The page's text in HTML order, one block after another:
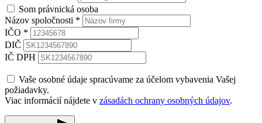
Som právnická osoba
Názov spoločnosti *
IČO *
DIČ
IČ DPH
Vaše osobné údaje spracúvame za účelom vybavenia Vašej
požiadavky.
Viac informácií nájdete v zásadách ochrany osobných údajov.